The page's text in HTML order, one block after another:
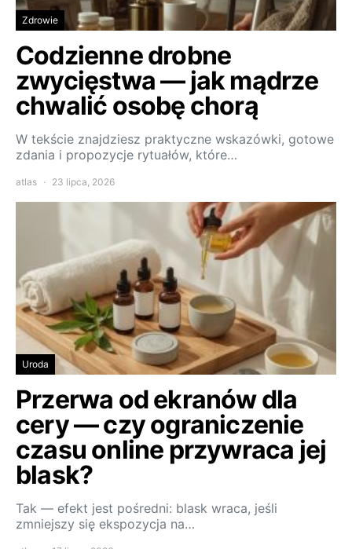
Zdrowie
Codzienne drobne
zwycięstwa — jak mądrze
chwalić osobę chorą
W tekście znajdziesz praktyczne wskazówki, gotowe
zdania i propozycje rytuałów, które…
atlas 23 lipca, 2026
Uroda
Przerwa od ekranów dla
cery — czy ograniczenie
czasu online przywraca jej
blask?
Tak — efekt jest pośredni: blask wraca, jeśli
zmniejszy się ekspozycja na…